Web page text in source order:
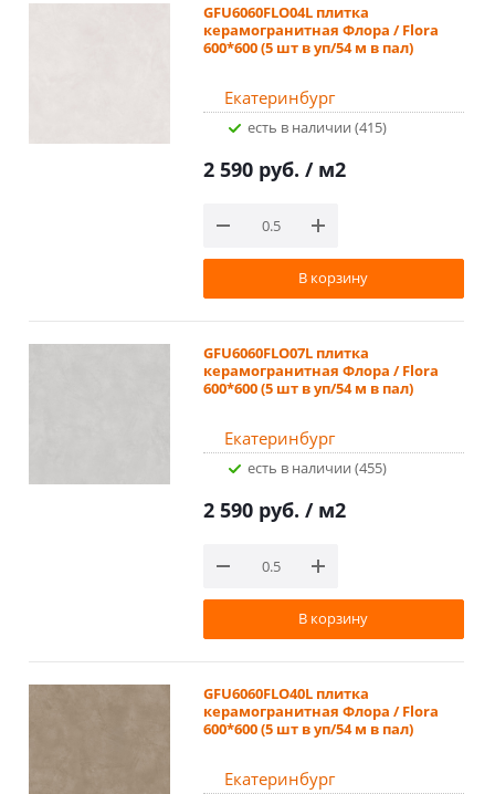
GFU6060FLO04L плитка
керамогранитная Флора / Flora
600*600 (5 шт в уп/54 м в пал)
Екатеринбург
Есть в наличии (415)
2 590 руб. / м2
В корзину
GFU6060FLO07L плитка
керамогранитная Флора / Flora
600*600 (5 шт в уп/54 м в пал)
Екатеринбург
Есть в наличии (455)
2 590 руб. / м2
В корзину
GFU6060FLO40L плитка
керамогранитная Флора / Flora
600*600 (5 шт в уп/54 м в пал)
Екатеринбург